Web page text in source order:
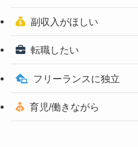
副収入がほしい
転職したい
フリーランスに独立
育児/働きながら